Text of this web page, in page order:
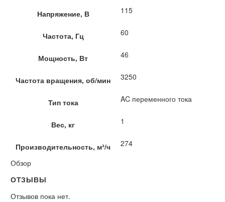
Напряжение, В 115
Частота, Гц 60
Мощность, Вт 46
Частота вращения, об/мин 3250
Тип тока AC переменного тока
Вес, кг 1
Производительность, м³/ч
274
Обзор
ОТЗЫВЫ
Отзывов пока нет.